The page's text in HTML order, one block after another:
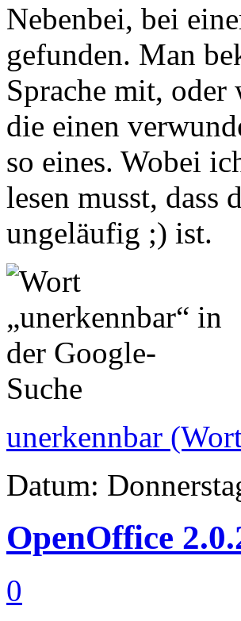
Nebenbei, bei
gefunden. Man
Sprache mit,
die einen
so eines. Wobei
lesen musst, dass
ungeläufig ;) ist.
unerkennbar
Datum:
OpenOffice
0